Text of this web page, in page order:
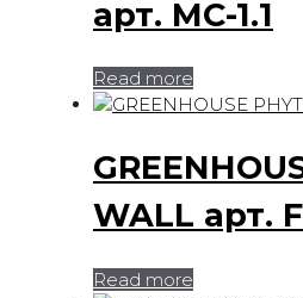
арт. MC-1.1
Read more
WALL арт.
Read more